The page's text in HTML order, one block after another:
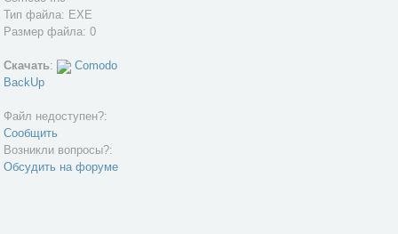
Тип файла: EXE
Размер файла: 0
Скачать:
Comodo
BackUp
Файл недоступен?:
Сообщить
Возникли вопросы?:
Обсудить на форуме